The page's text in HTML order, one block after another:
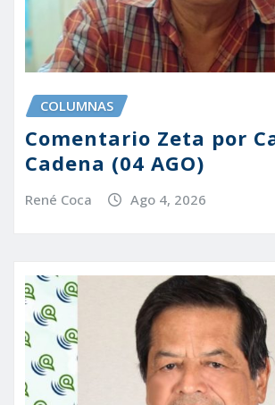
COLUMNAS
Comentario Zeta por
Cadena (04 AGO)
René Coca Ago 4, 2026